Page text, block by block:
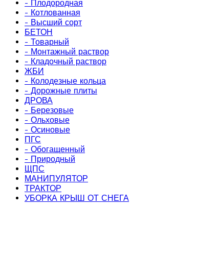
- Плодородная
- Котлованная
- Высший сорт
БЕТОН
- Товарный
- Монтажный раствор
- Кладочный раствор
ЖБИ
- Колодезные кольца
- Дорожные плиты
ДРОВА
- Березовые
- Ольховые
- Осиновые
ПГС
- Обогащенный
- Природный
ЩПС
МАНИПУЛЯТОР
ТРАКТОР
УБОРКА КРЫШ ОТ СНЕГА